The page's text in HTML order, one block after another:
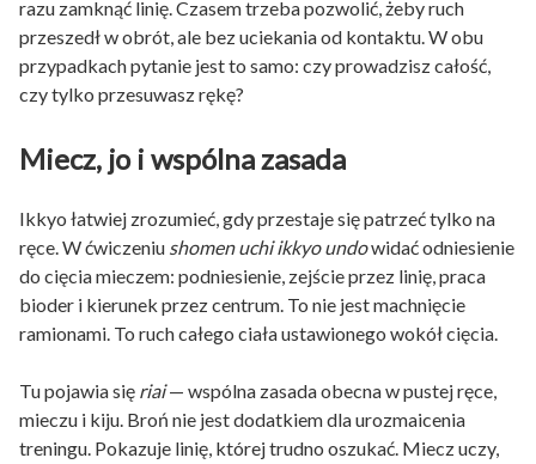
razu zamknąć linię. Czasem trzeba pozwolić, żeby ruch
przeszedł w obrót, ale bez uciekania od kontaktu. W obu
przypadkach pytanie jest to samo: czy prowadzisz całość,
czy tylko przesuwasz rękę?
Miecz, jo i wspólna zasada
Ikkyo łatwiej zrozumieć, gdy przestaje się patrzeć tylko na
ręce. W ćwiczeniu shomen uchi ikkyo undowidać odniesienie
do cięcia mieczem: podniesienie, zejście przez linię, praca
bioder i kierunek przez centrum. To nie jest machnięcie
ramionami. To ruch całego ciała ustawionego wokół cięcia.
Tu pojawia się riai— wspólna zasada obecna w pustej ręce,
mieczu i kiju. Broń nie jest dodatkiem dla urozmaicenia
treningu. Pokazuje linię, której trudno oszukać. Miecz uczy,